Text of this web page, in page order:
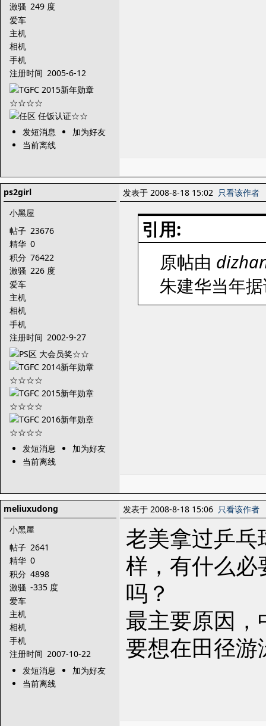
激骚 249 度
爱车
主机
相机
手机
注册时间 2005-6-12
发短消息
加为好友
当前离线
ps2girl
小黑屋
帖子 23676
精华 0
积分 76422
激骚 226 度
爱车
主机
相机
手机
注册时间 2002-9-27
发短消息
加为好友
当前离线
发表于 2008-8-18 15:02 只看该作者
引用:
原帖由
朱建华当年
meliuxudong
小黑屋
帖子 2641
精华 0
积分 4898
激骚 -335 度
爱车
主机
相机
手机
注册时间 2007-10-22
发短消息
加为好友
当前离线
发表于 2008-8-18 15:06 只看该作者
老美拿过乒
样，有什么
吗？
最主要原因
要想在田径